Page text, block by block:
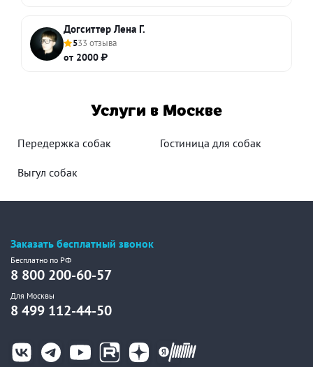
Догситтер Лена Г.
533 отзыва
от 2000 ₽
Услуги в Москве
Передержка собак Гостиница для собак
Выгул собак
Заказать бесплатный звонок
Бесплатно по РФ
8 800 200-60-57
Для Москвы
8 499 112-44-50